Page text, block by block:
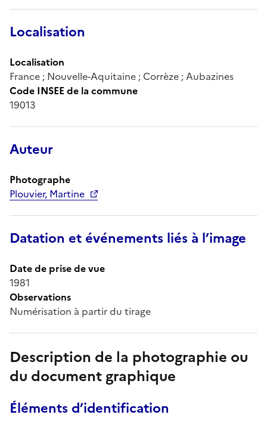
Localisation
Localisation
France ; Nouvelle-Aquitaine ; Corrèze ; Aubazines
Code INSEE de la commune
19013
Auteur
Photographe
Plouvier, Martine
Datation et événements liés à l’image
Date de prise de vue
1981
Observations
Numérisation à partir du tirage
Description de la photographie ou
du document graphique
Éléments d’identification